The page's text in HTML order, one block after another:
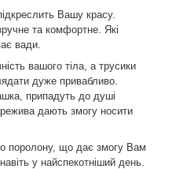
Вашу красу.
та комфортне. Які
вади.
вашого тіла, а трусики
дуже привабливо.
припадуть до душі
дають змогу носити
поролону, що дає змогу Вам
у найспекотніший день.